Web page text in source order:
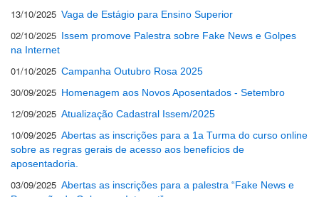
13/10/2025 Vaga de Estágio para Ensino Superior
02/10/2025 Issem promove Palestra sobre Fake News e Golpes
na Internet
01/10/2025 Campanha Outubro Rosa 2025
30/09/2025 Homenagem aos Novos Aposentados - Setembro
12/09/2025 Atualização Cadastral Issem/2025
10/09/2025 Abertas as inscrições para a 1a Turma do curso online
sobre as regras gerais de acesso aos benefícios de
aposentadoria.
03/09/2025 Abertas as inscrições para a palestra “Fake News e